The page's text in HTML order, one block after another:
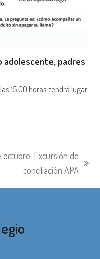
adolescente, padres
15:00 horas tendrá lugar
octubre. Excursión de
conciliación APA